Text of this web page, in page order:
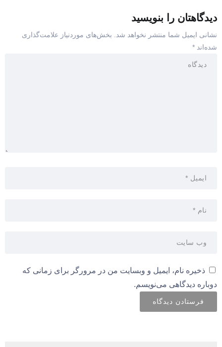
دیدگاهتان را بنویسید
نشانی ایمیل شما منتشر نخواهد شد.
بخش‌های موردنیاز علامت‌گذاری
شده‌اند *
ذخیره نام، ایمیل و وبسایت من در مرورگر برای زمانی که
دوباره دیدگاهی می‌نویسم.